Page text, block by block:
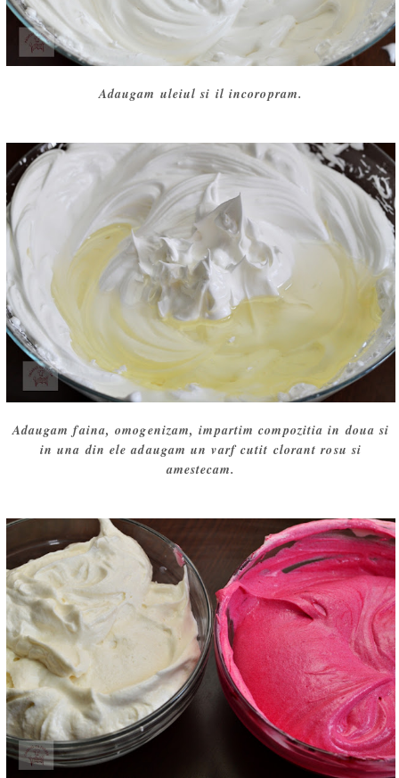
Adaugam uleiul si il incoropram.
Adaugam faina, omogenizam, impartim compozitia in doua si
in una din ele adaugam un varf cutit clorant rosu si
amestecam.